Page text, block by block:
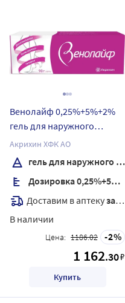
Венолайф 0,25%+5%+2%
гель для наружного
применения 90 гр
Акрихин ХФК АО
гель для наружного применения
Дозировка 0,25%+5%+2%
Доставим в аптекузавтра
В наличии
Цена: 1186.02 2
1 162.30₽
Купить